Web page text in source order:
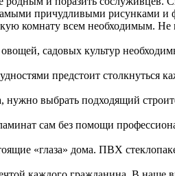
причудливыми рисунками
комнату всем необходимым.
садовых культур
предстоит
выбрать подходящий
сам без помощи
«глаза» дома. ПВХ